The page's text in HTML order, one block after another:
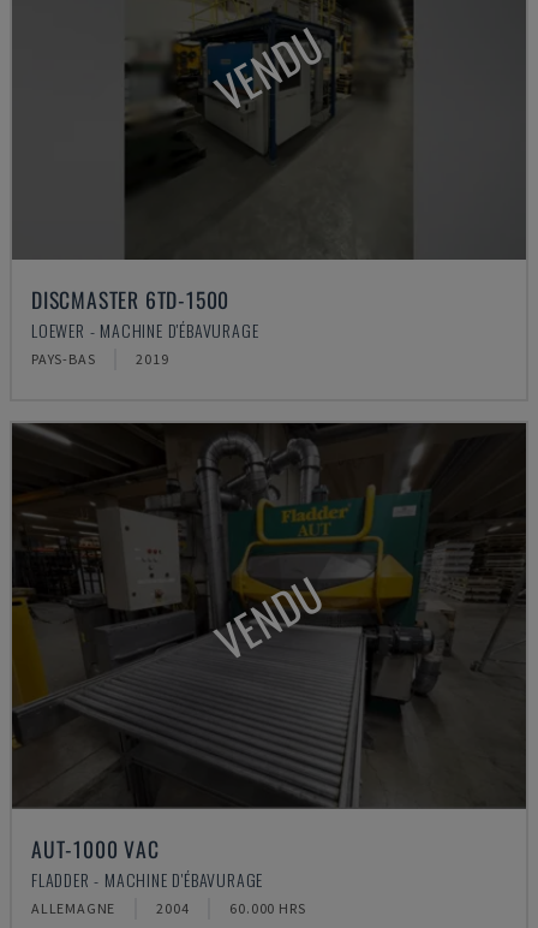
VENDU
DISCMASTER 6TD-1500
LOEWER - MACHINE D'ÉBAVURAGE
PAYS-BAS 2019
VENDU
AUT-1000 VAC
FLADDER - MACHINE D'ÉBAVURAGE
ALLEMAGNE 2004 60.000 HRS